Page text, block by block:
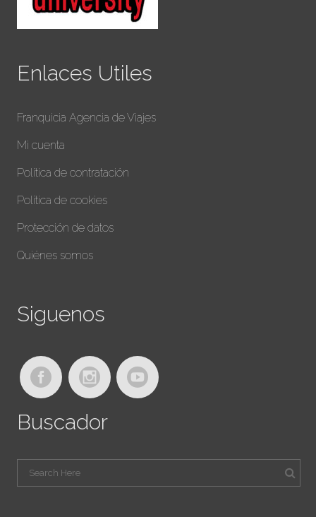
Enlaces Utiles
Franquicia Agencia de Viajes
Mi cuenta
Política de contratación
Política de cookies
Protección de datos
Quiénes somos
Siguenos
Buscador